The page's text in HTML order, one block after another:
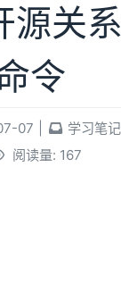
源关
令
07
学习笔记
阅读量: 167